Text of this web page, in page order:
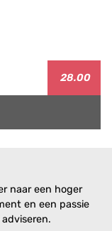
28.00
naar een hoger
en een passie